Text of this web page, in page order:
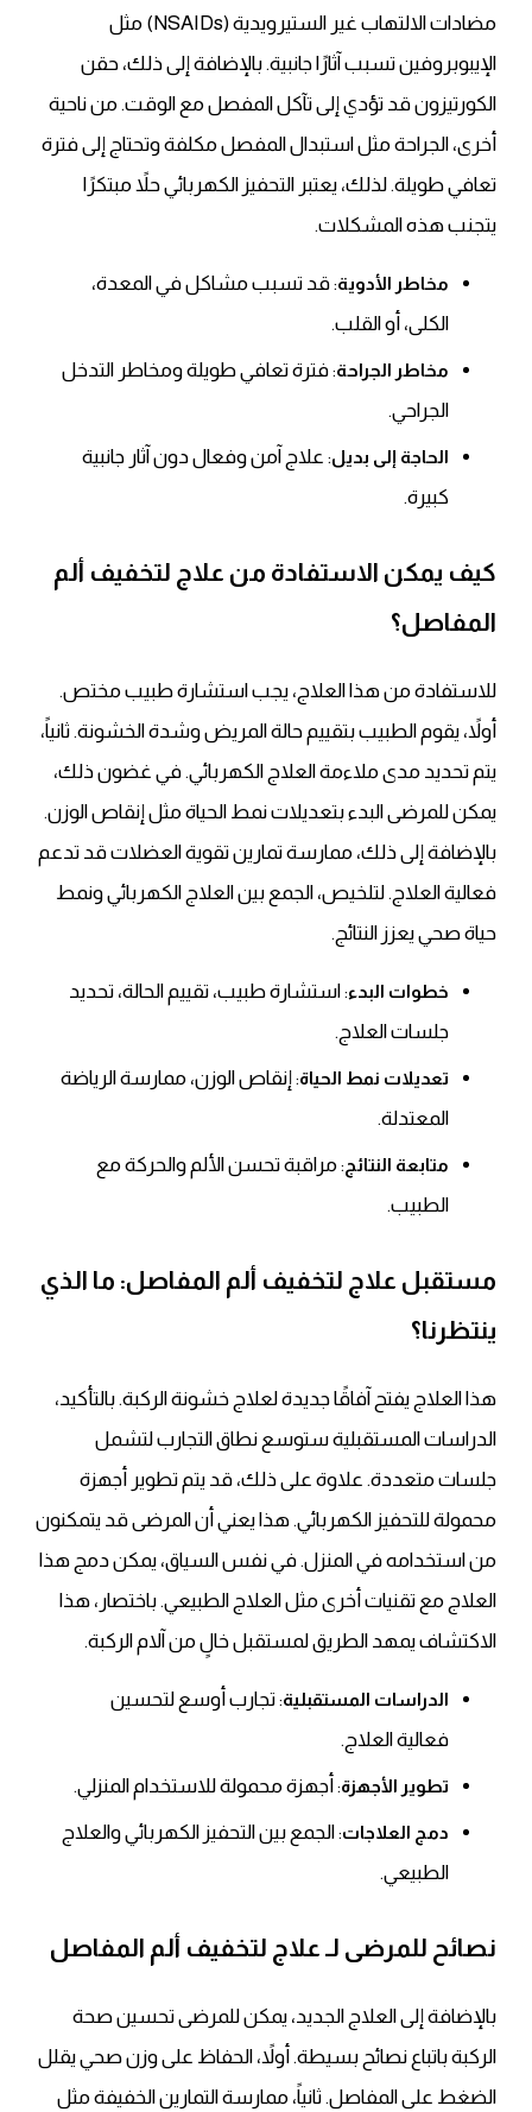
مضادات الالتهاب غير الستيرويدية (NSAIDs) مثل
الإيبوبروفين تسبب آثارًا جانبية. بالإضافة إلى ذلك، حقن
الكورتيزون قد تؤدي إلى تآكل المفصل مع الوقت. من ناحية
أخرى، الجراحة مثل استبدال المفصل مكلفة وتحتاج إلى فترة
تعافي طويلة. لذلك، يعتبر التحفيز الكهربائي حلاً مبتكرًا
يتجنب هذه المشكلات.
مخاطر الأدوية: قد تسبب مشاكل في المعدة،
الكلى، أو القلب.
مخاطر الجراحة: فترة تعافي طويلة ومخاطر التدخل
الجراحي.
الحاجة إلى بديل: علاج آمن وفعال دون آثار جانبية
كبيرة.
كيف يمكن الاستفادة من علاج لتخفيف ألم
المفاصل؟
للاستفادة من هذا العلاج، يجب استشارة طبيب مختص.
أولاً، يقوم الطبيب بتقييم حالة المريض وشدة الخشونة. ثانياً،
يتم تحديد مدى ملاءمة العلاج الكهربائي. في غضون ذلك،
يمكن للمرضى البدء بتعديلات نمط الحياة مثل إنقاص الوزن.
بالإضافة إلى ذلك، ممارسة تمارين تقوية العضلات قد تدعم
فعالية العلاج. لتلخيص، الجمع بين العلاج الكهربائي ونمط
حياة صحي يعزز النتائج.
خطوات البدء: استشارة طبيب، تقييم الحالة، تحديد
جلسات العلاج.
تعديلات نمط الحياة: إنقاص الوزن، ممارسة الرياضة
المعتدلة.
متابعة النتائج : مراقبة تحسن الألم والحركة مع
الطبيب.
مستقبل علاج لتخفيف ألم المفاصل: ما الذي
ينتظرنا؟
هذا العلاج يفتح آفاقًا جديدة لعلاج خشونة الركبة. بالتأكيد،
الدراسات المستقبلية ستوسع نطاق التجارب لتشمل
جلسات متعددة. علاوة على ذلك، قد يتم تطوير أجهزة
محمولة للتحفيز الكهربائي. هذا يعني أن المرضى قد يتمكنون
من استخدامه في المنزل. في نفس السياق، يمكن دمج هذا
العلاج مع تقنيات أخرى مثل العلاج الطبيعي. باختصار، هذا
الاكتشاف يمهد الطريق لمستقبل خالٍ من آلام الركبة.
الدراسات المستقبلية: تجارب أوسع لتحسين
فعالية العلاج.
تطوير الأجهزة: أجهزة محمولة للاستخدام المنزلي.
دمج العلاجات: الجمع بين التحفيز الكهربائي والعلاج
الطبيعي.
نصائح للمرضى لـ علاج لتخفيف ألم المفاصل
بالإضافة إلى العلاج الجديد، يمكن للمرضى تحسين صحة
الركبة باتباع نصائح بسيطة. أولاً، الحفاظ على وزن صحي يقلل
الضغط على المفاصل. ثانياً، ممارسة التمارين الخفيفة مثل